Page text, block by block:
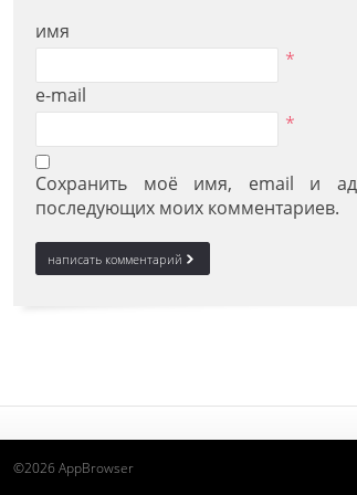
имя
*
e-mail
*
Сохранить моё имя, email и
последующих моих комментариев.
©2026 AppBrowser